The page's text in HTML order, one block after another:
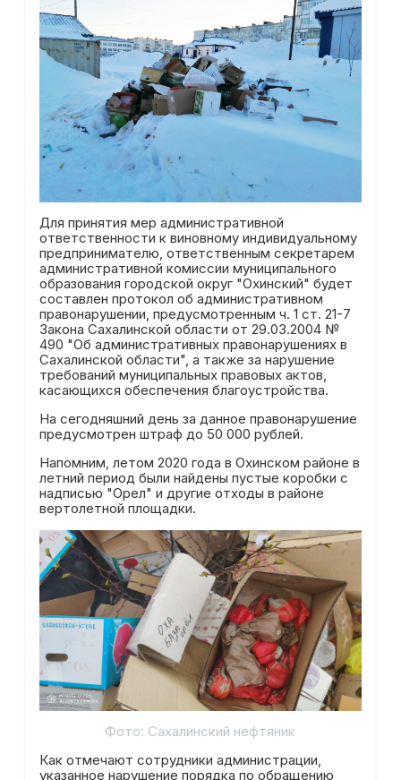
Для принятия мер административной
ответственности к виновному индивидуальному
предпринимателю, ответственным секретарем
административной комиссии муниципального
образования городской округ "Охинский" будет
составлен протокол об административном
правонарушении, предусмотренным ч. 1 ст. 21-7
Закона Сахалинской области от 29.03.2004 №
490 "Об административных правонарушениях в
Сахалинской области", а также за нарушение
требований муниципальных правовых актов,
касающихся обеспечения благоустройства.
На сегодняшний день за данное правонарушение
предусмотрен штраф до 50 000 рублей.
Напомним, летом 2020 года в Охинском районе в
летний период были найдены пустые коробки с
надписью "Орел" и другие отходы в районе
вертолетной площадки.
Фото: Сахалинский нефтяник
Как отмечают сотрудники администрации,
указанное нарушение порядка по обращению